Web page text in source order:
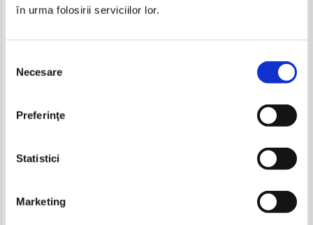
în urma folosirii serviciilor lor.
consimțământului
Necesare
Preferinţe
Statistici
MarketingCazul Eugenitei Costea
Vintila Corbul - Pasari de prada